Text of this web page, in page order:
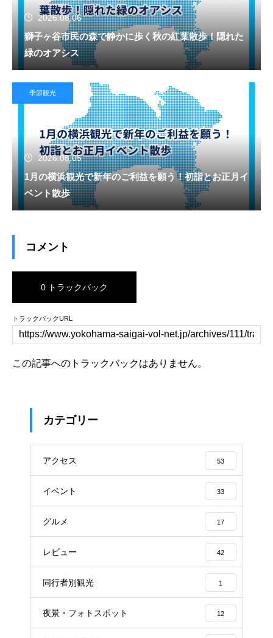
2026.08.06
獅子ヶ谷市民の森で静かに歩く秋の紅葉散歩！隠れた
緑のオアシス
季節観光
2026.08.05
1月の横浜観光で新年のご利益を願う！初詣とお正月イ
ベント散歩
コメント
0 トラックバック
トラックバックURL
この記事へのトラックバックはありません。
カテゴリー
アクセス 53
イベント 33
グルメ 17
レビュー 42
同行者別観光 1
夜景・フォトスポット 12